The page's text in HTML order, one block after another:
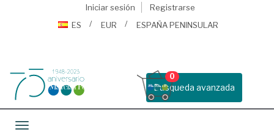
Iniciar sesión
Registrarse
ES
EUR ESPAÑA PENINSULAR
Busqueda avanzada
0
Toggle navigation